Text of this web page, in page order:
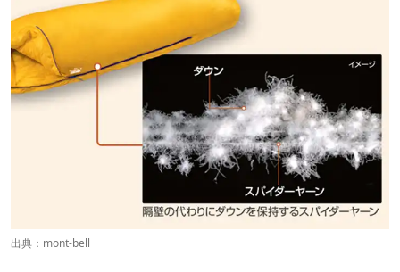
出典： mont-bell